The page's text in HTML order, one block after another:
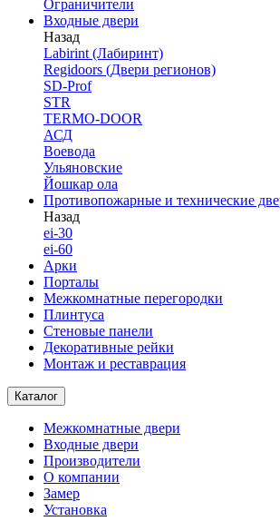
Ограничители
Входные двери
Назад
Labirint (Лабиринт)
Regidoors (Двери регионов)
SD-Prof
STR
TERMO-DOOR
АСД
Воевода
Ульяновские
Йошкар ола
Противопожарные и технические
Назад
ei-30
ei-60
Арки
Порталы
Межкомнатные перегородки
Плинтуса
Стеновые панели
Декоративные рейки
Монтаж и реставрация
Каталог
Межкомнатные двери
Входные двери
Производители
О компании
Замер
Установка